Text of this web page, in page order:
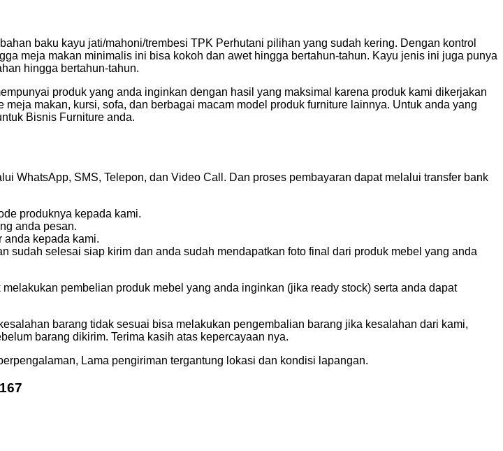
baku kayu jati/mahoni/trembesi TPK Perhutani pilihan yang sudah kering. Dengan kontrol
meja makan minimalis ini bisa kokoh dan awet hingga bertahun-tahun. Kayu jenis ini juga punya
hingga bertahun-tahun.
produk yang anda inginkan dengan hasil yang maksimal karena produk kami dikerjakan
makan, kursi, sofa, dan berbagai macam model produk furniture lainnya. Untuk anda yang
Bisnis Furniture anda.
WhatsApp, SMS, Telepon, dan Video Call. Dan proses pembayaran dapat melalui transfer bank
produknya kepada kami.
anda pesan.
anda kepada kami.
sudah selesai siap kirim dan anda sudah mendapatkan foto final dari produk mebel yang anda
pembelian produk mebel yang anda inginkan (jika ready stock) serta anda dapat
barang tidak sesuai bisa melakukan pengembalian barang jika kesalahan dari kami,
barang dikirim. Terima kasih atas kepercayaan nya.
Lama pengiriman tergantung lokasi dan kondisi lapangan.